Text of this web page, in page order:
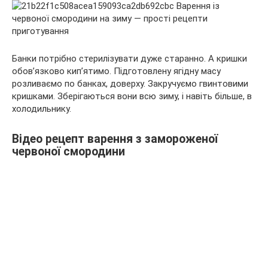
Банки потрібно стерилізувати дуже старанно. А кришки
обов’язково кип’ятимо. Підготовлену ягідну масу
розливаємо по банках, доверху. Закручуємо гвинтовими
кришками. Зберігаються вони всю зиму, і навіть більше, в
холодильнику.
Відео рецепт варення з замороженої
червоної смородини